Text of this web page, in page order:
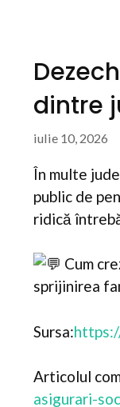
dintre
iulie 10, 2026
În multe
public de
ridică
Cum
sprijinirea
Sursa:
Articolul
asigurari-